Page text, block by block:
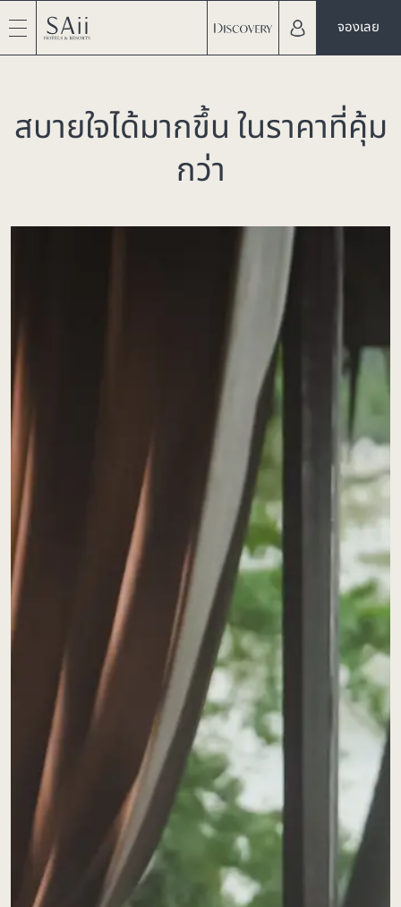
จองเลย
สบายใจได้มากขึ้น ในราคาที่คุ้ม
กว่า